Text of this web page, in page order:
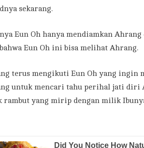
sekarang.
Eun Oh hanya mendiamkan
Eun Oh ini bisa melihat Ahrang.
terus mengikuti Eun Oh yang ingin
untuk mencari tahu perihal jati diri
rambut yang mirip dengan milik